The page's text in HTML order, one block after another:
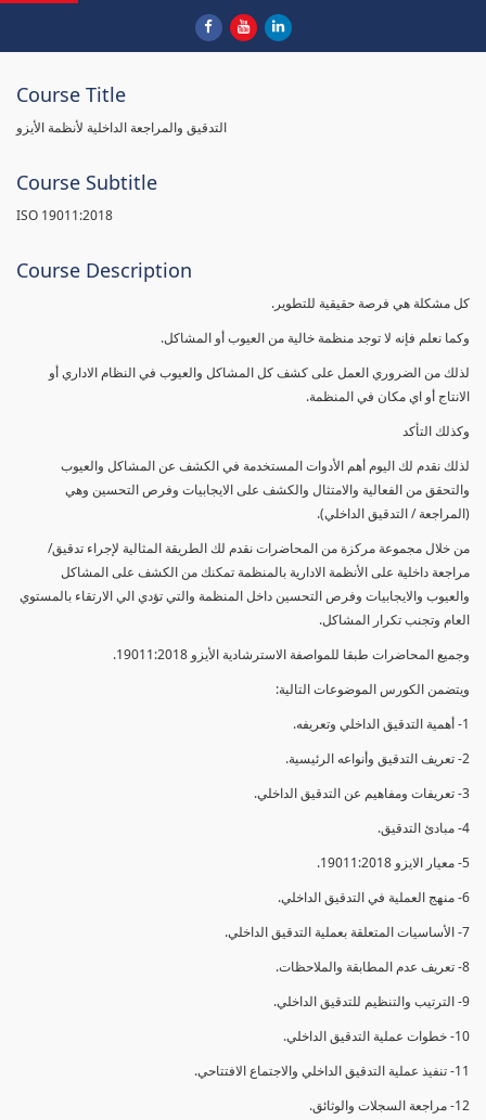
Course Title
التدقيق والمراجعة الداخلية لأنظمة الأيزو
Course Subtitle
ISO 19011:2018
Course Description
كل مشكلة هي فرصة حقيقية للتطوير.
وكما نعلم فإنه لا توجد منظمة خالية من العيوب أو المشاكل.
لذلك من الضروري العمل على كشف كل المشاكل والعيوب في النظام الاداري أو
الانتاج أو اي مكان في المنظمة.
وكذلك التأكد
لذلك نقدم لك اليوم أهم الأدوات المستخدمة في الكشف عن المشاكل والعيوب
والتحقق من الفعالية والامتثال والكشف على الايجابيات وفرص التحسين وهي
(المراجعة / التدقيق الداخلي).
من خلال مجموعة مركزة من المحاضرات نقدم لك الطريقة المثالية لإجراء تدقيق/
مراجعة داخلية على الأنظمة الادارية بالمنظمة تمكنك من الكشف على المشاكل
والعيوب والايجابيات وفرص التحسين داخل المنظمة والتي تؤدي الي الارتقاء بالمستوي
العام وتجنب تكرار المشاكل.
وجميع المحاضرات طبقا للمواصفة الاسترشادية الأيزو 19011:2018.
ويتضمن الكورس الموضوعات التالية:
1- أهمية التدقيق الداخلي وتعريفه.
2- تعريف التدقيق وأنواعه الرئيسية.
3- تعريفات ومفاهيم عن التدقيق الداخلي.
4- مبادئ التدقيق.
5- معيار الايزو 19011:2018.
6- منهج العملية في التدقيق الداخلي.
7- الأساسيات المتعلقة بعملية التدقيق الداخلي.
8- تعريف عدم المطابقة والملاحظات.
9- الترتيب والتنظيم للتدقيق الداخلي.
10- خطوات عملية التدقيق الداخلي.
11- تنفيذ عملية التدقيق الداخلي والاجتماع الافتتاحي.
12- مراجعة السجلات والوثائق.